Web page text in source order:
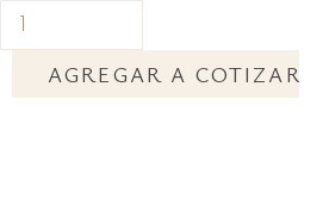
AGREGAR A COTIZAR